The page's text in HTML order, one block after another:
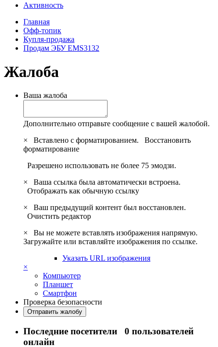
Активность
Главная
Офф-топик
Купля-продажа
Продам ЭБУ EMS3132
Жалоба
Ваша жалоба
Дополнительно отправьте сообщение с вашей жалобой.
×
Вставлено с форматированием. Восстановить
форматирование
Разрешено использовать не более 75 эмодзи.
×
Ваша ссылка была автоматически встроена.
Отображать как обычную ссылку
×
Ваш предыдущий контент был восстановлен.
Очистить редактор
×
Вы не можете вставлять изображения напрямую.
Загружайте или вставляйте изображения по ссылке.
Указать URL изображения
×
Компьютер
Планшет
Смартфон
Проверка безопасности
Отправить жалобу
Последние посетители 0 пользователей
онлайн